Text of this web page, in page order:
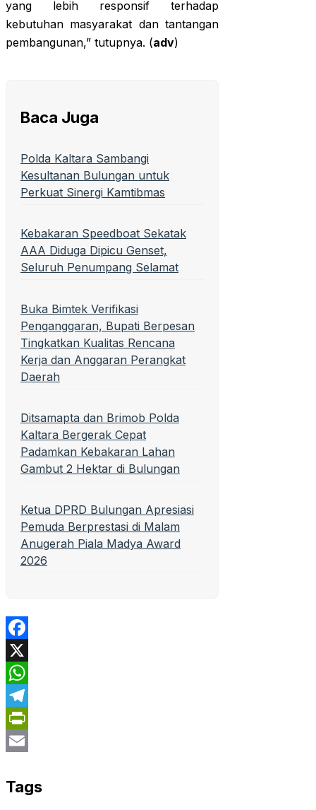
yang lebih responsif terhadap
kebutuhan masyarakat dan tantangan
pembangunan,” tutupnya. (adv)
Baca Juga
Polda Kaltara Sambangi
Kesultanan Bulungan untuk
Perkuat Sinergi Kamtibmas
Kebakaran Speedboat Sekatak
AAA Diduga Dipicu Genset,
Seluruh Penumpang Selamat
Buka Bimtek Verifikasi
Penganggaran, Bupati Berpesan
Tingkatkan Kualitas Rencana
Kerja dan Anggaran Perangkat
Daerah
Ditsamapta dan Brimob Polda
Kaltara Bergerak Cepat
Padamkan Kebakaran Lahan
Gambut 2 Hektar di Bulungan
Ketua DPRD Bulungan Apresiasi
Pemuda Berprestasi di Malam
Anugerah Piala Madya Award
2026
Facebook
X
WhatsApp
Telegram
PrintFriendly
Tags